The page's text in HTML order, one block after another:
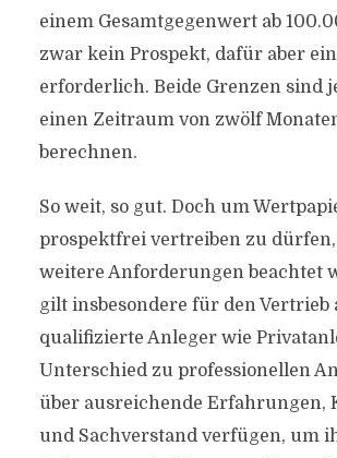
einem Gesamtgegenwert ab
zwar kein Prospekt, dafür aber
erforderlich. Beide Grenzen sind
einen Zeitraum von zwölf
berechnen.
So weit, so gut. Doch um
prospektfrei vertreiben zu
weitere Anforderungen beachtet
gilt insbesondere für den Vertrieb
qualifizierte Anleger wie
Unterschied zu professionellen
über ausreichende Erfahrungen,
und Sachverstand verfügen, um